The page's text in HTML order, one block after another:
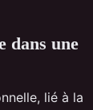
dans une
lié à la